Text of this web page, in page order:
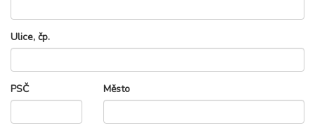
Ulice, čp.
PSČ Město